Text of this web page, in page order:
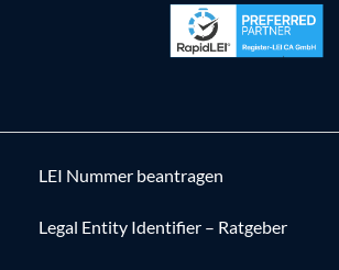
LEI Nummer beantragen
Legal Entity Identifier – Ratgeber